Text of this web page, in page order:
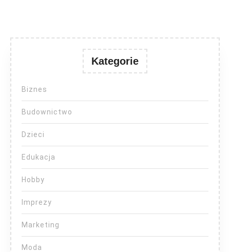
Kategorie
Biznes
Budownictwo
Dzieci
Edukacja
Hobby
Imprezy
Marketing
Moda